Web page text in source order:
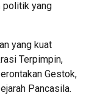
politik yang
yang kuat
Terpimpin,
Gestok,
Pancasila.